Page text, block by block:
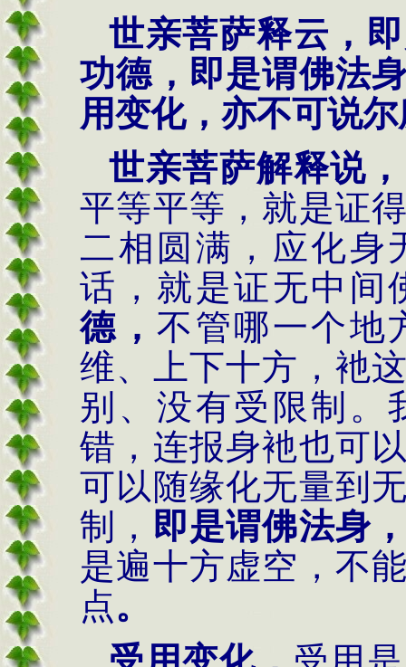
世亲菩萨释云，
功德，即是谓佛法
用变化，亦不可说
世亲菩萨解释说
平等平等，就是证
二相圆满，应化身
话，就是证无中间
德， 不管哪一个地
维、上下十方，衪
别、没有受限制。
错，连报身衪也可
可以随缘化无量到
制， 即是谓佛法身
是遍十方虚空，不
点。